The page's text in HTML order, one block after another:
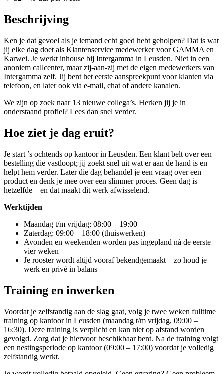
Beschrijving
Ken je dat gevoel als je iemand echt goed hebt geholpen? Dat is wat
jij elke dag doet als Klantenservice medewerker voor GAMMA en
Karwei. Je werkt inhouse bij Intergamma in Leusden. Niet in een
anoniem callcenter, maar zij-aan-zij met de eigen medewerkers van
Intergamma zelf. Jij bent het eerste aanspreekpunt voor klanten via
telefoon, en later ook via e-mail, chat of andere kanalen.
We zijn op zoek naar 13 nieuwe collega’s. Herken jij je in
onderstaand profiel? Lees dan snel verder.
Hoe ziet je dag eruit?
Je start ’s ochtends op kantoor in Leusden. Een klant belt over een
bestelling die vastloopt; jij zoekt snel uit wat er aan de hand is en
helpt hem verder. Later die dag behandel je een vraag over een
product en denk je mee over een slimmer proces. Geen dag is
hetzelfde – en dat maakt dit werk afwisselend.
Werktijden
Maandag t/m vrijdag: 08:00 – 19:00
Zaterdag: 09:00 – 18:00 (thuiswerken)
Avonden en weekenden worden pas ingepland ná de eerste
vier weken
Je rooster wordt altijd vooraf bekendgemaakt – zo houd je
werk en privé in balans
Training en inwerken
Voordat je zelfstandig aan de slag gaat, volg je twee weken fulltime
training op kantoor in Leusden (maandag t/m vrijdag, 09:00 –
16:30). Deze training is verplicht en kan niet op afstand worden
gevolgd. Zorg dat je hiervoor beschikbaar bent. Na de training volgt
een nestingsperiode op kantoor (09:00 – 17:00) voordat je volledig
zelfstandig werkt.